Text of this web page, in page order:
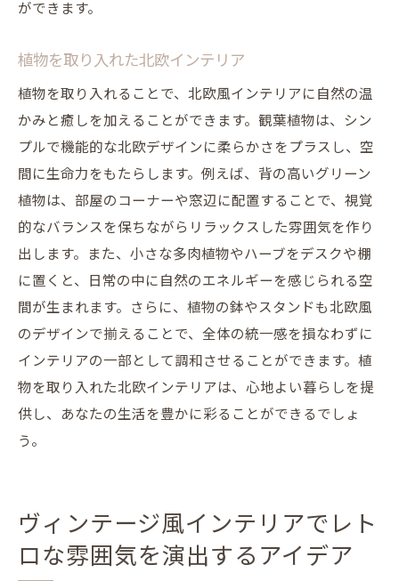
ができます。
植物を取り入れた北欧インテリア
植物を取り入れることで、北欧風インテリアに自然の温
かみと癒しを加えることができます。観葉植物は、シン
プルで機能的な北欧デザインに柔らかさをプラスし、空
間に生命力をもたらします。例えば、背の高いグリーン
植物は、部屋のコーナーや窓辺に配置することで、視覚
的なバランスを保ちながらリラックスした雰囲気を作り
出します。また、小さな多肉植物やハーブをデスクや棚
に置くと、日常の中に自然のエネルギーを感じられる空
間が生まれます。さらに、植物の鉢やスタンドも北欧風
のデザインで揃えることで、全体の統一感を損なわずに
インテリアの一部として調和させることができます。植
物を取り入れた北欧インテリアは、心地よい暮らしを提
供し、あなたの生活を豊かに彩ることができるでしょ
う。
ヴィンテージ風インテリアでレト
ロな雰囲気を演出するアイデア